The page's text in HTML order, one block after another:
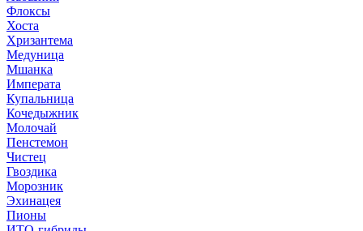
Флоксы
Хоста
Хризантема
Медуница
Мшанка
Императа
Купальница
Кочедыжник
Молочай
Пенстемон
Чистец
Гвоздика
Морозник
Эхинацея
Пионы